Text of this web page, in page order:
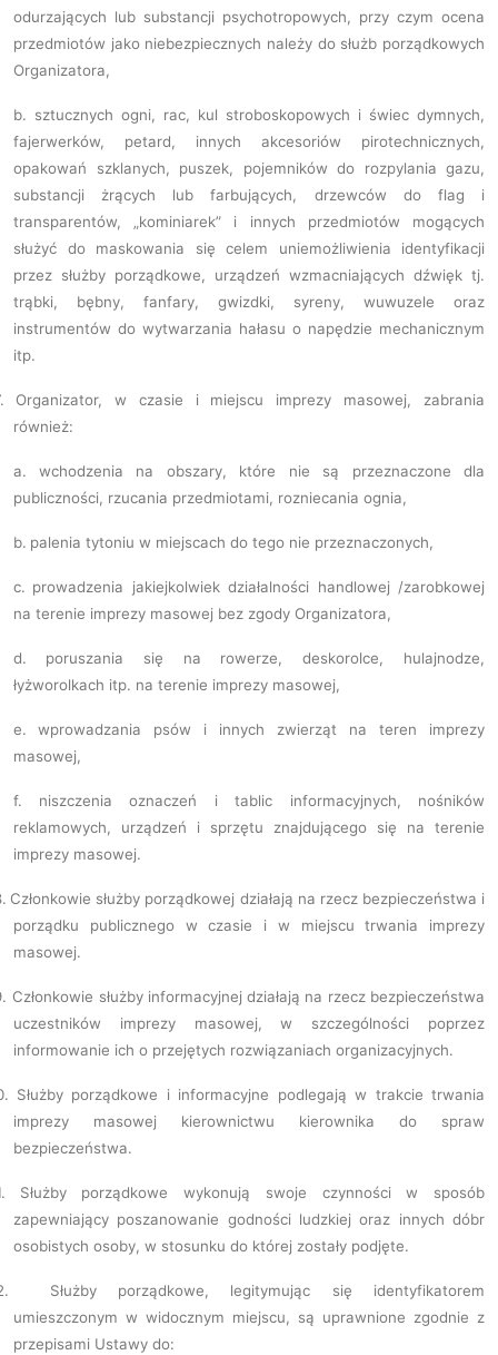
odurzających lub substancji psychotropowych, przy czym ocena
przedmiotów jako niebezpiecznych należy do służb porządkowych
Organizatora,
b. sztucznych ogni, rac, kul stroboskopowych i świec dymnych,
fajerwerków, petard, innych akcesoriów pirotechnicznych,
opakowań szklanych, puszek, pojemników do rozpylania gazu,
substancji żrących lub farbujących, drzewców do flag i
transparentów, „kominiarek” i innych przedmiotów mogących
służyć do maskowania się celem uniemożliwienia identyfikacji
przez służby porządkowe, urządzeń wzmacniających dźwięk tj.
trąbki, bębny, fanfary, gwizdki, syreny, wuwuzele oraz
instrumentów do wytwarzania hałasu o napędzie mechanicznym
itp.
Organizator, w czasie i miejscu imprezy masowej, zabrania
również:
a.
wchodzenia na obszary, które nie są przeznaczone dla
publiczności, rzucania przedmiotami, rozniecania ognia,
b. palenia tytoniu w miejscach do tego nie przeznaczonych,
c. prowadzenia jakiejkolwiek działalności handlowej /zarobkowej
na terenie imprezy masowej bez zgody Organizatora,
d.
poruszania się na rowerze, deskorolce, hulajnodze,
łyżworolkach itp. na terenie imprezy masowej,
e.
wprowadzania psów i innych zwierząt na teren imprezy
masowej,
f.
niszczenia oznaczeń i tablic informacyjnych, nośników
reklamowych, urządzeń i sprzętu znajdującego się na terenie
imprezy masowej.
Członkowie służby porządkowej działają na rzecz bezpieczeństwa i
porządku publicznego w czasie i w miejscu trwania imprezy
masowej.
Członkowie służby informacyjnej działają na rzecz bezpieczeństwa
uczestników imprezy masowej, w szczególności poprzez
informowanie ich o przejętych rozwiązaniach organizacyjnych.
Służby porządkowe i informacyjne podlegają w trakcie trwania
imprezy masowej kierownictwu kierownika do spraw
bezpieczeństwa.
Służby porządkowe wykonują swoje czynności w sposób
zapewniający poszanowanie godności ludzkiej oraz innych dóbr
osobistych osoby, w stosunku do której zostały podjęte.
Służby porządkowe, legitymując się identyfikatorem
umieszczonym w widocznym miejscu, są uprawnione zgodnie z
przepisami Ustawy do: